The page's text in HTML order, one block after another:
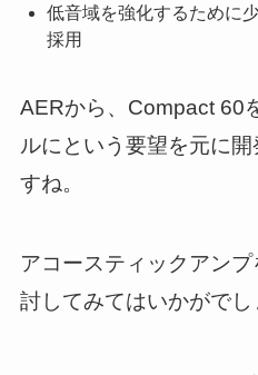
低音域を強化するために
採用
AERから、Compact 60
ルにという要望を元に
すね。
アコースティックアン
討してみてはいかがでし